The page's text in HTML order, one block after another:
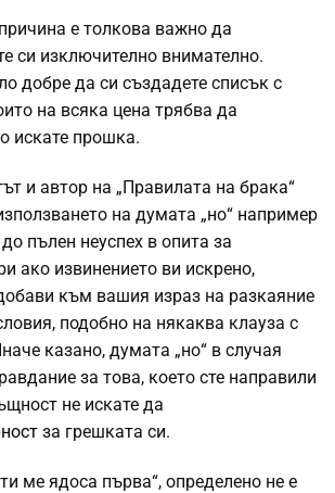
е толкова важно да
си изключително внимателно.
добре да си създадете списък с
на всяка цена трябва да
искате прошка.
и автор на „Правилата на брака“
на думата „но“ например
пълен неуспех в опита за
ако извинението ви искрено,
към вашия израз на разкаяние
подобно на някаква клауза с
казано, думата „но“ в случая
за това, което сте направили
не искате да
за грешката си.
ме ядоса първа“, определено не е